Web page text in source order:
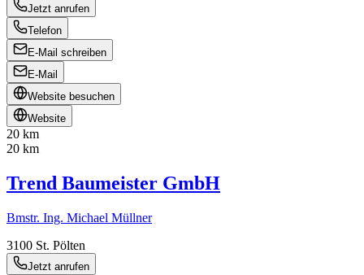
Jetzt anrufen
Telefon
E-Mail schreiben
E-Mail
Website besuchen
Website
20 km
20 km
Trend Baumeister GmbH
Bmstr. Ing. Michael Müllner
3100 St. Pölten
Jetzt anrufen